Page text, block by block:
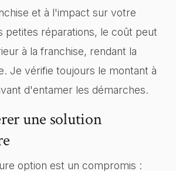
et à l'impact sur votre
petites réparations, le coût peut
à la franchise, rendant la
Je vérifie toujours le montant à
d'entamer les démarches.
une solution
option est un compromis :